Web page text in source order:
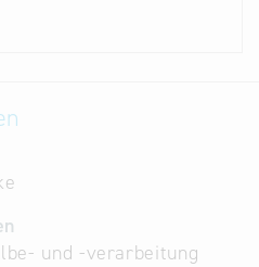
und -verarbeitung